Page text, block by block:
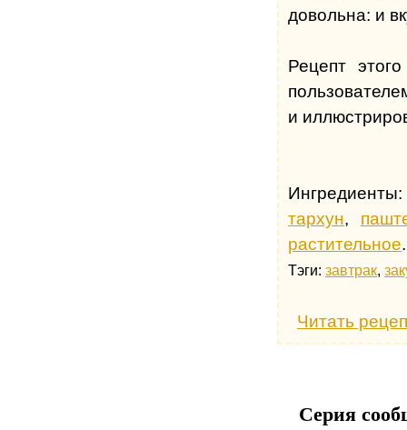
довольна: и
Рецепт
и
тархун,
растительное.
Тэги: завтрак,
Читать
Серия